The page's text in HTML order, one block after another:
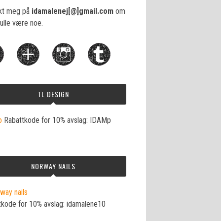
meg på idamalenej[@]gmail.comom
være noe.
TL DESIGN
Rabattkode for 10% avslag: IDAMp
NORWAY NAILS
for 10% avslag: idamalene10